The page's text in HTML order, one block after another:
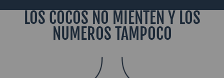
LOS COCOS NO MIENTEN Y LOS
NUMEROS TAMPOCO